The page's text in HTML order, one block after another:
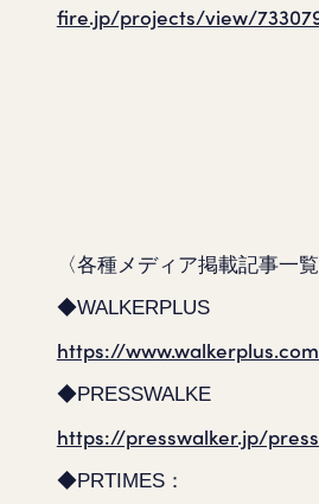
fire.jp/projects/view/
〈各種メディア掲載記事一覧
◆WALKERPLUS
https://
◆PRESSWALKE
https://presswalker.jp/
◆PRTIMES：